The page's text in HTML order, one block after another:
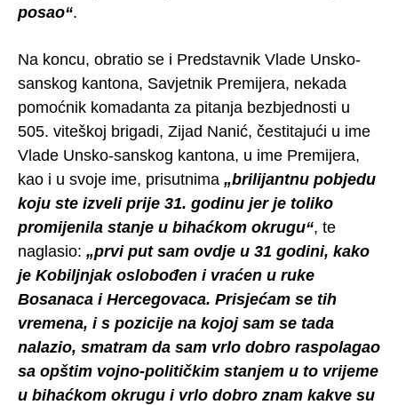
posao“.
Na koncu, obratio se i Predstavnik Vlade Unsko-
sanskog kantona, Savjetnik Premijera, nekada
pomoćnik komadanta za pitanja bezbjednosti u
505. viteškoj brigadi, Zijad Nanić, čestitajući u ime
Vlade Unsko-sanskog kantona, u ime Premijera,
kao i u svoje ime, prisutnima „brilijantnu pobjedu
koju ste izveli prije 31. godinu jer je toliko
promijenila stanje u bihaćkom okrugu“, te
naglasio: „prvi put sam ovdje u 31 godini, kako
je Kobiljnjak oslobođen i vraćen u ruke
Bosanaca i Hercegovaca. Prisjećam se tih
vremena, i s pozicije na kojoj sam se tada
nalazio, smatram da sam vrlo dobro raspolagao
sa opštim vojno-političkim stanjem u to vrijeme
u bihaćkom okrugu i vrlo dobro znam kakve su